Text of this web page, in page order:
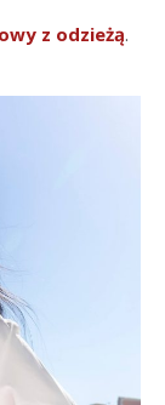
z odzieżą.